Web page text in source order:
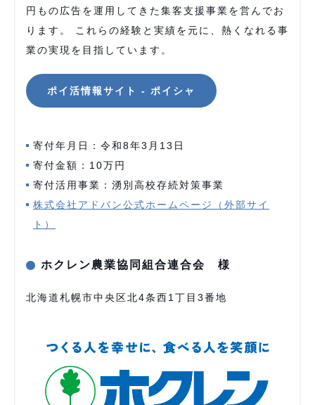
円もの広告を運用してきた集客支援事業を営んでお
ります。 これらの経験と実績を元に、熱くなれる事
業の実現を目指しています。
ポイ活情報サイト - ポイシャ
寄付年月日：令和8年3月13日
寄付金額：10万円
寄付活用事業：湧別高校存続対策事業
株式会社アドバン公式ホームページ（外部サイ
ト）
ホクレン農業協同組合連合会 様
北海道札幌市中央区北4条西1丁目3番地